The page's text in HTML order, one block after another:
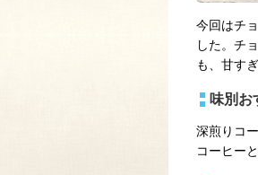
今回はチ
した。チ
も、甘す
味別お
深煎りコ
コーヒー